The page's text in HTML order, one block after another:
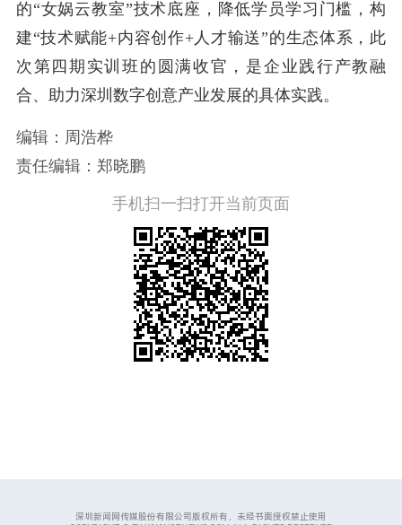
的“女娲云教室”技术底座，降低学员学习门槛，构
建“技术赋能+内容创作+人才输送”的生态体系，此
次第四期实训班的圆满收官，是企业践行产教融
合、助力深圳数字创意产业发展的具体实践。
编辑：周浩桦
责任编辑：郑晓鹏
手机扫一扫打开当前页面
深圳新闻网传媒股份有限公司版权所有，未经书面授权禁止使用